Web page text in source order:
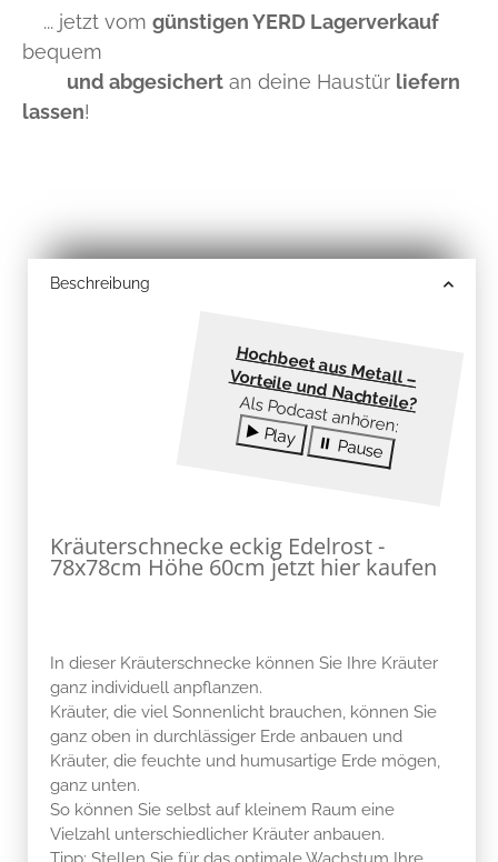
und abgesichertan deine Haustürliefern
lassen!
Beschreibung
Vorteile und Nachteile?
Als Podcast anhören:
▶️ Play ⏸ Pause
Kräuter, die viel Sonnenlicht brauchen, können Sie
ganz oben in durchlässiger Erde anbauen und
Kräuter, die feuchte und humusartige Erde mögen,
ganz unten.
So können Sie selbst auf kleinem Raum eine
Vielzahl unterschiedlicher Kräuter anbauen.
Tipp: Stellen Sie für das optimale Wachstum Ihre
Kräuterschnecke mit dem unteren Ende in Richtung
Süden. So verändern sich Licht- und